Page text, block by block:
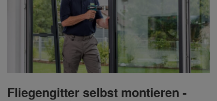
Fliegengitter selbst montieren -